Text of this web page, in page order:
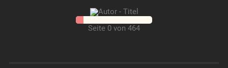
Seite 0 von 464